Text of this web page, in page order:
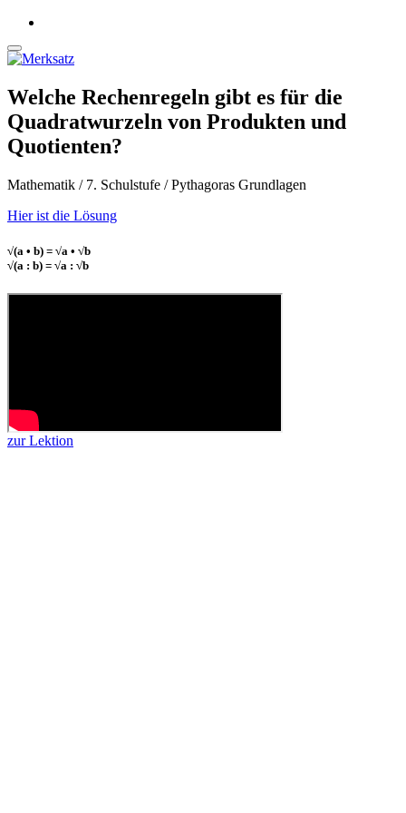
Welche Rechenregeln gibt es für die
Quadratwurzeln von Produkten und
Quotienten?
Mathematik / 7. Schulstufe / Pythagoras Grundlagen
Hier ist die Lösung
√(a • b) = √a • √b
√(a : b) = √a : √b
zur Lektion